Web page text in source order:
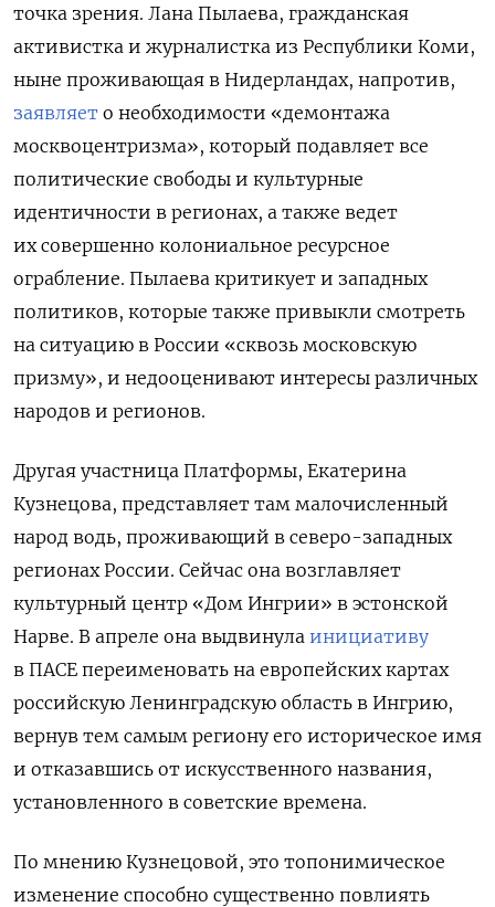
точка зрения. Лана Пылаева, гражданская
активистка и журналистка из Республики Коми,
ныне проживающая в Нидерландах, напротив,
заявляет о необходимости «демонтажа
москвоцентризма», который подавляет все
политические свободы и культурные
идентичности в регионах, а также ведет
их совершенно колониальное ресурсное
ограбление. Пылаева критикует и западных
политиков, которые также привыкли смотреть
на ситуацию в России «сквозь московскую
призму», и недооценивают интересы различных
народов и регионов.
Другая участница Платформы, Екатерина
Кузнецова, представляет там малочисленный
народ водь, проживающий в северо-западных
регионах России. Сейчас она возглавляет
культурный центр «Дом Ингрии» в эстонской
Нарве. В апреле она выдвинула инициативу
в ПАСЕ переименовать на европейских картах
российскую Ленинградскую область в Ингрию,
вернув тем самым региону его историческое имя
и отказавшись от искусственного названия,
установленного в советские времена.
По мнению Кузнецовой, это топонимическое
изменение способно существенно повлиять